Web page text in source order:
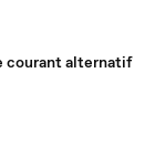
courant alternatif